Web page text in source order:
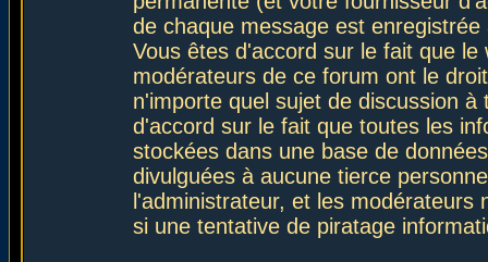
de chaque message est
Vous êtes d'accord sur le fait que
modérateurs de ce forum ont le
n'importe quel sujet de discussion
d'accord sur le fait que toutes les
stockées dans une base de
divulguées à aucune tierce
l'administrateur, et les
si une tentative de piratage